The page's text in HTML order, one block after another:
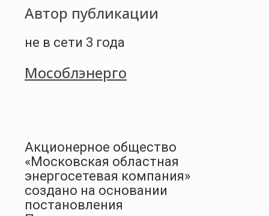
Автор публикации
не в сети 3 года
Мособлэнерго
Акционерное общество
«Московская областная
энергосетевая компания»
создано на основании
постановления